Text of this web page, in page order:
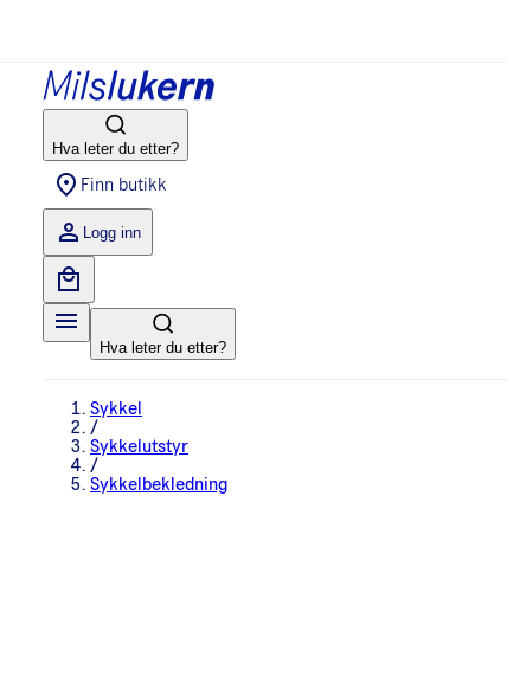
Hva leter du etter?
Finn butikk
Logg inn
Hva leter du etter?
Sykkel
/
Sykkelutstyr
/
Sykkelbekledning